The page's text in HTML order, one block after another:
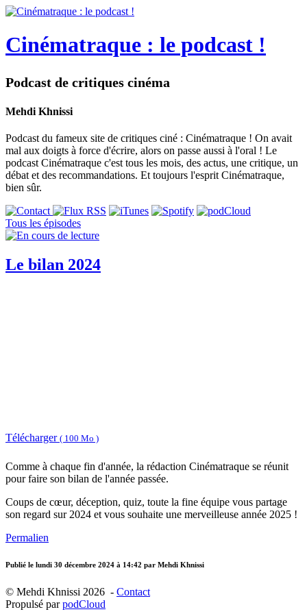
Cinématraque : le podcast !
Podcast de critiques cinéma
Mehdi Khnissi
Podcast du fameux site de critiques ciné : Cinématraque ! On avait
mal aux doigts à force d'écrire, alors on passe aussi à l'oral ! Le
podcast Cinématraque c'est tous les mois, des actus, une critique, un
débat et des recommandations. Et toujours l'esprit Cinématraque,
bien sûr.
Tous les épisodes
Le bilan 2024
Télécharger ( 100 Mo )
Comme à chaque fin d'année, la rédaction Cinématraque se réunit
pour faire son bilan de l'année passée.
Coups de cœur, déception, quiz, toute la fine équipe vous partage
son regard sur 2024 et vous souhaite une merveilleuse année 2025 !
Permalien
Publié le lundi 30 décembre 2024 à 14:42 par Mehdi Khnissi
© Mehdi Khnissi 2026 - Contact
Propulsé parpodCloud